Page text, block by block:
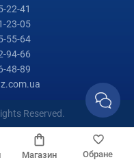
Магазин Обране
22-41
23-05
55-64
94-66
48-89
Reserved.